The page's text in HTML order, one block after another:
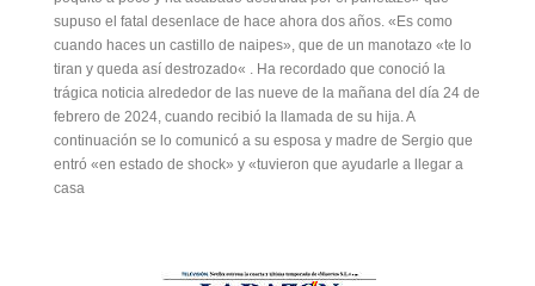
supuso el fatal desenlace de hace ahora dos años. «Es como
cuando haces un castillo de naipes», que de un manotazo «te lo
tiran y queda así destrozado« . Ha recordado que conoció la
trágica noticia alrededor de las nueve de la mañana del día 24 de
febrero de 2024, cuando recibió la llamada de su hija. A
continuación se lo comunicó a su esposa y madre de Sergio que
entró «en estado de shock» y «tuvieron que ayudarle a llegar a
casa